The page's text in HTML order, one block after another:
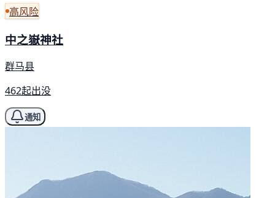
高风险
中之嶽神社
群马县
462起出没
通知